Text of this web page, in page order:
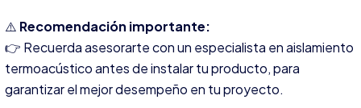
⚠️ Recomendación importante:
👉 Recuerda asesorarte con un especialista en aislamiento
termoacústico antes de instalar tu producto, para
garantizar el mejor desempeño en tu proyecto.